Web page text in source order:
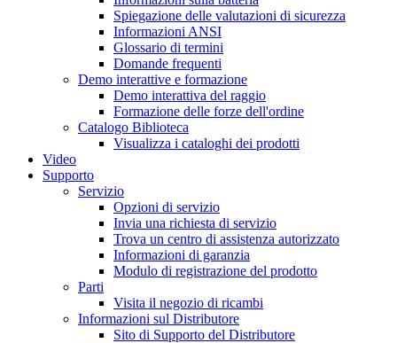
Spiegazione delle valutazioni di sicurezza
Informazioni ANSI
Glossario di termini
Domande frequenti
Demo interattive e formazione
Demo interattiva del raggio
Formazione delle forze dell'ordine
Catalogo Biblioteca
Visualizza i cataloghi dei prodotti
Video
Supporto
Servizio
Opzioni di servizio
Invia una richiesta di servizio
Trova un centro di assistenza autorizzato
Informazioni di garanzia
Modulo di registrazione del prodotto
Parti
Visita il negozio di ricambi
Informazioni sul Distributore
Sito di Supporto del Distributore